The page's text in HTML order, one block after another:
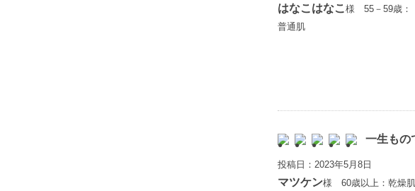
はなこはなこ 様 55－59歳：
普通肌
一生もの
投稿日：2023年5月8日
マツケン様 60歳以上：乾燥肌